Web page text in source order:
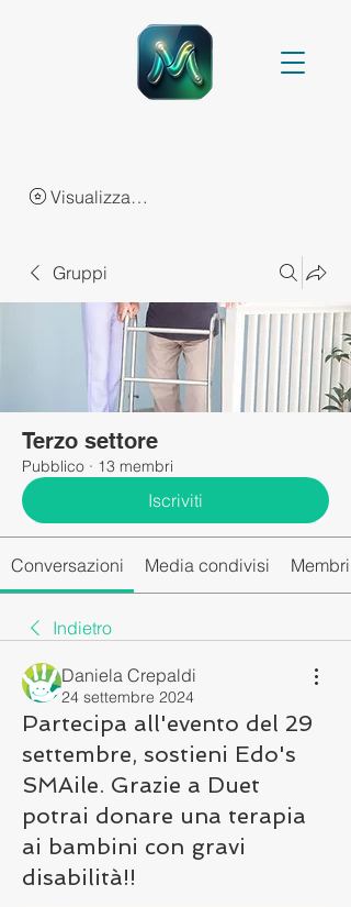
Visualizza punti
Gruppi
Terzo settore
Pubblico · 13 membri
Iscriviti
Conversazioni Media condivisi
Indietro
Daniela Crepaldi
24 settembre 2024
Partecipa all'evento del 29
settembre, sostieni Edo's
SMAile. Grazie a Duet
potrai donare una terapia
ai bambini con gravi
disabilità!!